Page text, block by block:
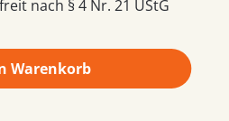
nach § 4 Nr. 21 UStG
Warenkorb